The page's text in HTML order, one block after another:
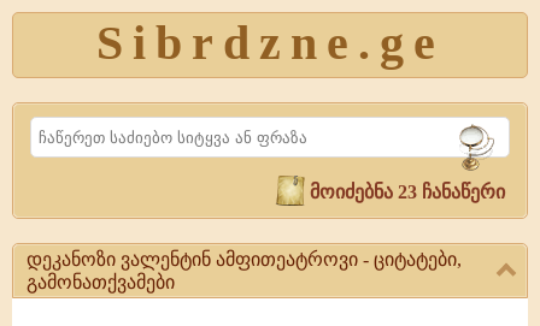
Sibrdzne.ge
Search
მოიძებნა 23 ჩანაწერი
დეკანოზი ვალენტინ ამფითეატროვი - ციტატები,
გამონათქვამები